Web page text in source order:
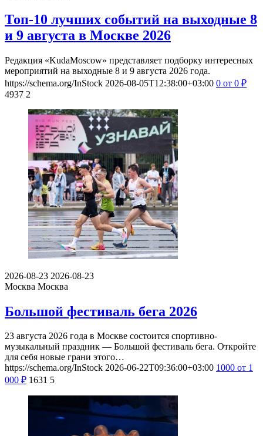
Топ-10 лучших событий на выходные 8
и 9 августа в Москве 2026
Редакция «KudaMoscow» представляет подборку интересных
мероприятий на выходные 8 и 9 августа 2026 года.
https://schema.org/InStock 2026-08-05T12:38:00+03:00 0 от 0 ₽
4937 2
2026-08-23 2026-08-23
Москва Москва
Большой фестиваль бега 2026
23 августа 2026 года в Москве состоится спортивно-
музыкальный праздник — Большой фестиваль бега. Откройте
для себя новые грани этого…
https://schema.org/InStock 2026-06-22T09:36:00+03:00 1000 от 1
000 ₽ 1631 5